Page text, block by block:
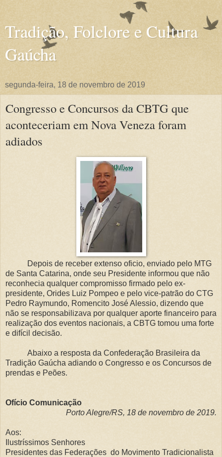
Tradição, Folclore e Cultura
Gaúcha
segunda-feira, 18 de novembro de 2019
Congresso e Concursos da CBTG que
aconteceriam em Nova Veneza foram
adiados
Depois de receber extenso oficio, enviado pelo MTG
de Santa Catarina, onde seu Presidente informou que não
reconhecia qualquer compromisso firmado pelo ex-
presidente, Orides Luiz Pompeo e pelo vice-patrão do CTG
Pedro Raymundo, Romencito José Alessio, dizendo que
não se responsabilizava por qualquer aporte financeiro para
realização dos eventos nacionais, a CBTG tomou uma forte
e difícil decisão.
Abaixo a resposta da Confederação Brasileira da
Tradição Gaúcha adiando o Congresso e os Concursos de
prendas e Peões.
Ofício Comunicação
Porto Alegre/RS, 18 de novembro de 2019.
Aos:
Ilustríssimos Senhores
Presidentes das Federações do Movimento Tradicionalista